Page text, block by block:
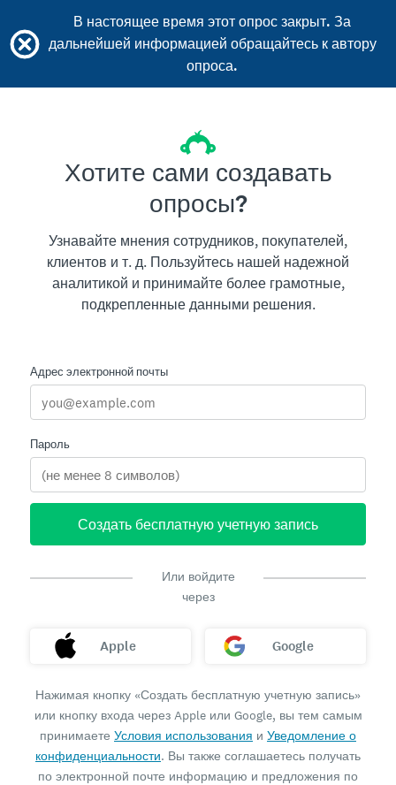
В настоящее время этот опрос закрыт. За
дальнейшей информацией обращайтесь к автору
опроса.
Хотите сами создавать
опросы?
Узнавайте мнения сотрудников, покупателей,
клиентов и т. д. Пользуйтесь нашей надежной
аналитикой и принимайте более грамотные,
подкрепленные данными решения.
Адрес электронной почты
Пароль
Создать бесплатную учетную запись
Или войдите
через
Apple Google
Нажимая кнопку «Создать бесплатную учетную запись»
или кнопку входа через Apple или Google, вы тем самым
принимаете Условия использования и Уведомление о
конфиденциальности. Вы также соглашаетесь получать
по электронной почте информацию и предложения по